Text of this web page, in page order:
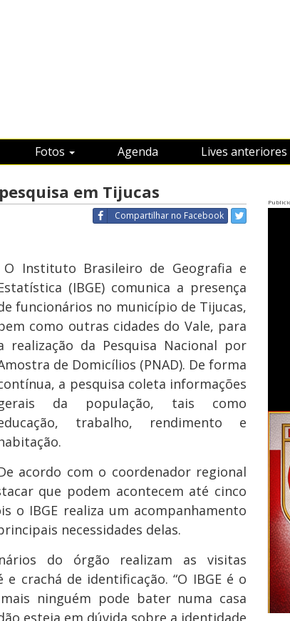
Fotos Agenda Lives anteriores
em Tijucas
Compartilhar no Facebook
O Instituto Brasileiro de Geografia e
(IBGE) comunica a presença
funcionários no município de Tijucas,
como outras cidades do Vale, para
realização da Pesquisa Nacional por
de Domicílios (PNAD). De forma
a pesquisa coleta informações
da população, tais como
trabalho, rendimento e
acordo com o coordenador regional
que podem acontecem até cinco
o IBGE realiza um acompanhamento
necessidades delas.
do órgão realizam as visitas
crachá de identificação. “O IBGE é o
ninguém pode bater numa casa
esteja em dúvida sobre a identidade